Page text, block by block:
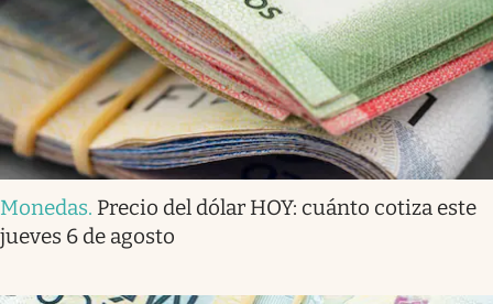
Monedas. Precio del dólar HOY: cuánto cotiza este
jueves 6 de agosto